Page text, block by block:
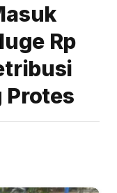
Rp
Protes